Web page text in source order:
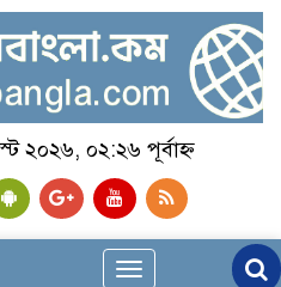
২০২৬, ০২:২৬ পূর্বাহ্ন
Toggle